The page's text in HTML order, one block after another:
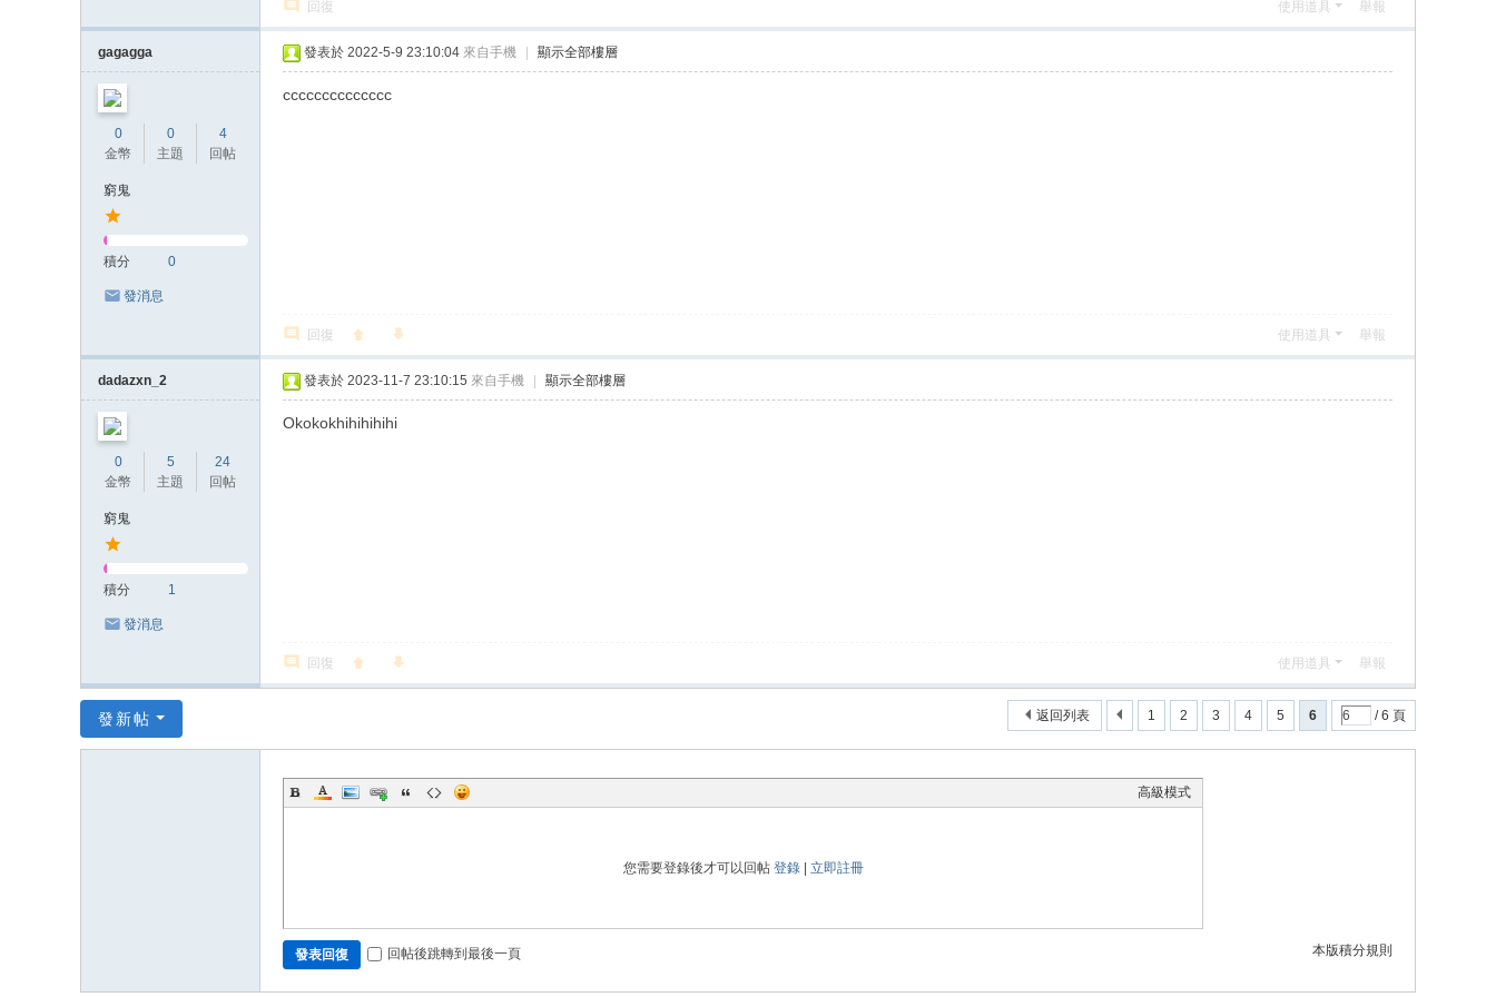
回復 使用道具 舉報
gagagga
0
金幣
0
主題
4
回帖
窮鬼
積分 0
發消息
發表於 2022-5-9 23:10:04 來自手機 顯示全部樓層
cccccccccccccc
回復 使用道具 舉報
dadazxn_2
0
金幣
5
主題
24
回帖
窮鬼
積分 1
發消息
發表於 2023-11-7 23:10:15 來自手機 顯示全部樓層
Okokokhihihihihi
回復 使用道具 舉報
1 2 3 4 5 6 / 6 頁
返回列表
發新帖
高級模式
您需要登錄後才可以回帖 登錄| 立即註冊
本版積分規則
發表回復 回帖後跳轉到最後一頁